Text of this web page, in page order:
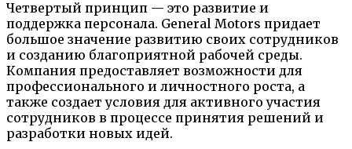
Четвертый принцип — это развитие и
поддержка персонала. General Motors придает
большое значение развитию своих сотрудников
и созданию благоприятной рабочей среды.
Компания предоставляет возможности для
профессионального и личностного роста, а
также создает условия для активного участия
сотрудников в процессе принятия решений и
разработки новых идей.